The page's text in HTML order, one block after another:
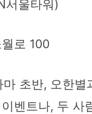
서울타워)
로 100
마 초반, 오한
벤트나, 두